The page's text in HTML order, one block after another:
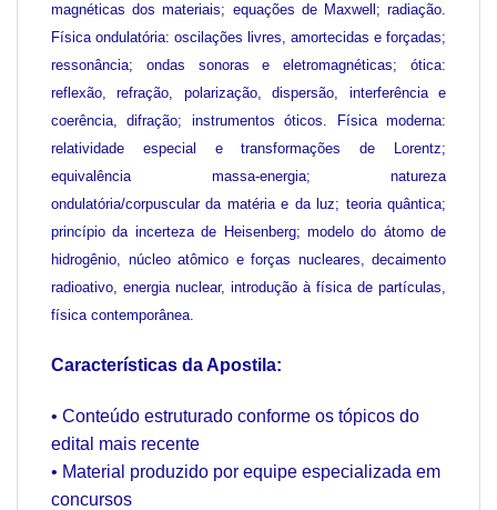
magnéticas dos materiais; equações de Maxwell; radiação.
Física ondulatória: oscilações livres, amortecidas e forçadas;
ressonância; ondas sonoras e eletromagnéticas; ótica:
reflexão, refração, polarização, dispersão, interferência e
coerência, difração; instrumentos óticos. Física moderna:
relatividade especial e transformações de Lorentz;
equivalência massa-energia; natureza
ondulatória/corpuscular da matéria e da luz; teoria quântica;
princípio da incerteza de Heisenberg; modelo do átomo de
hidrogênio, núcleo atômico e forças nucleares, decaimento
radioativo, energia nuclear, introdução à física de partículas,
física contemporânea.
Características da Apostila:
• Conteúdo estruturado conforme os tópicos do
edital mais recente
• Material produzido por equipe especializada em
concursos